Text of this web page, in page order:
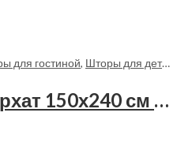
для гостиной, Шторы для детской
Комплект штор бархат 150х240 см — 2 шт — 70143 в спальню